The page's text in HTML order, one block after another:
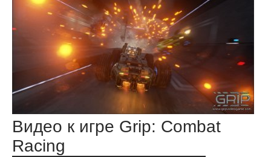
Видео к игре Grip: Combat
Racing